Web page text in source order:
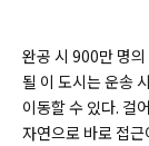
완공 시 900만 명
될 이 도시는 운송
이동할 수 있다. 걸
자연으로 바로 접